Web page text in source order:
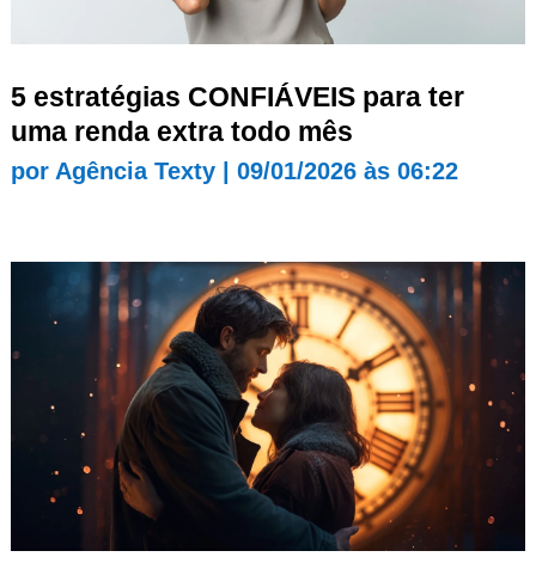
5 estratégias CONFIÁVEIS para ter
uma renda extra todo mês
por Agência Texty| 09/01/2026 às 06:22